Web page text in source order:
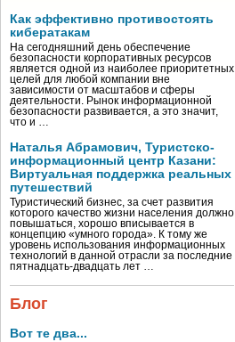
Как эффективно противостоять
кибератакам
На сегодняшний день обеспечение
безопасности корпоративных ресурсов
является одной из наиболее приоритетных
целей для любой компании вне
зависимости от масштабов и сферы
деятельности. Рынок информационной
безопасности развивается, а это значит,
что и …
Наталья Абрамович, Туристско-
информационный центр Казани:
Виртуальная поддержка реальных
путешествий
Туристический бизнес, за счет развития
которого качество жизни населения должно
повышаться, хорошо вписывается в
концепцию «умного города». К тому же
уровень использования информационных
технологий в данной отрасли за последние
пятнадцать-двадцать лет …
Блог
Вот те два...